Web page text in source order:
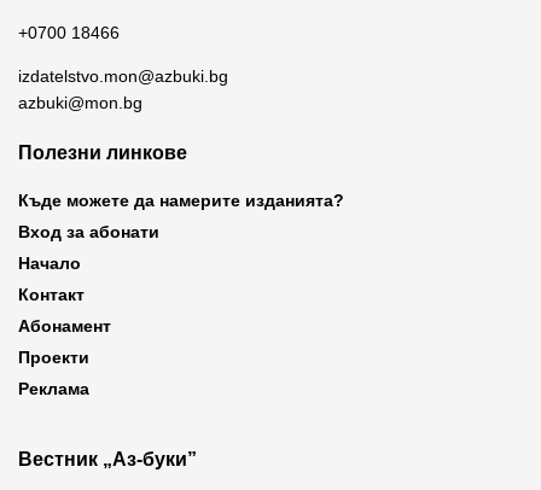
+0700 18466
izdatelstvo.mon@azbuki.bg
azbuki@mon.bg
Полезни линкове
Къде можете да намерите изданията?
Вход за абонати
Начало
Контакт
Абонамент
Проекти
Реклама
Вестник „Аз-буки”